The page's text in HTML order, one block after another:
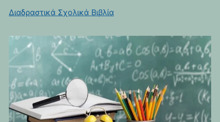
Διαδραστικά Σχολικά Βιβλία